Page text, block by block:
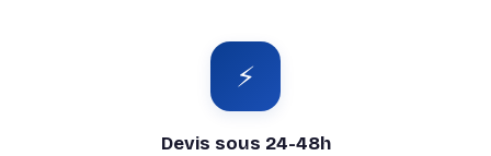
⚡
Devis sous 24-48h